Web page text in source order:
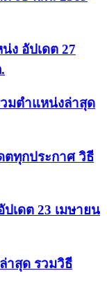
ง อัปเดต 27
มตำแหน่งล่าสุด
ตทุกประกาศ วิธี
เดต 23 เมษายน
าสุด รวมวิธี